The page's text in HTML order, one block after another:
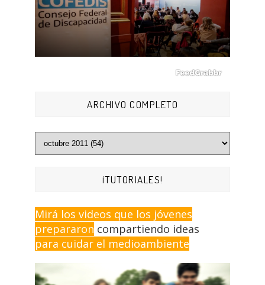
ARCHIVO COMPLETO
¡TUTORIALES!
Mirá los videos que los jóvenes
prepararon compartiendo ideas
para cuidar el medioambiente